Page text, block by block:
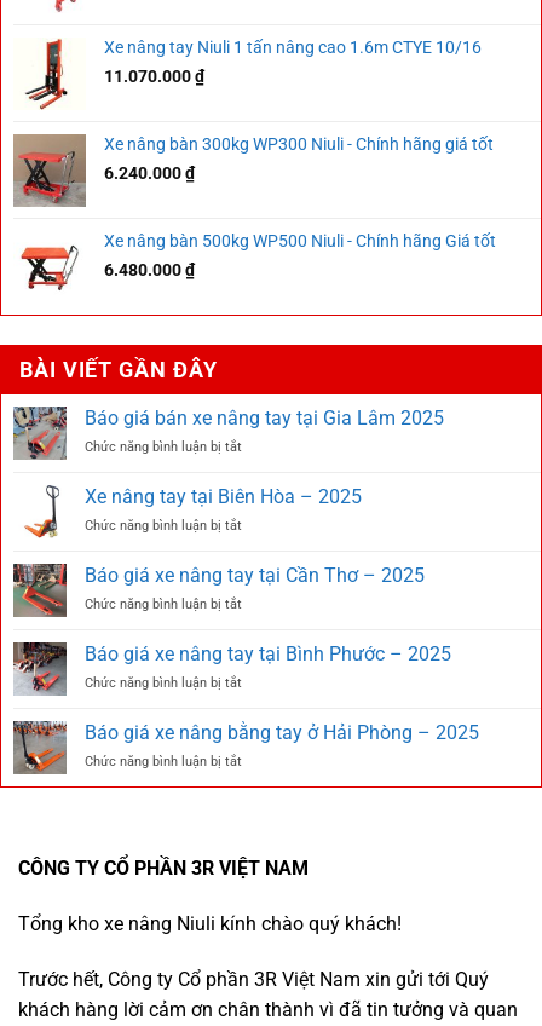
CÔNG TY CỔ PHẦN 3R VIỆT NAM
Tổng kho xe nâng Niuli kính chào quý khách!
Trước hết, Công ty Cổ phần 3R Việt Nam xin gửi tới Quý
khách hàng lời cảm ơn chân thành vì đã tin tưởng và quan
Xe nâng tay Niuli 1 tấn nâng cao 1.6m CTYE 10/16
11.070.000₫
Xe nâng bàn 300kg WP300 Niuli - Chính hãng giá tốt
6.240.000₫
Xe nâng bàn 500kg WP500 Niuli - Chính hãng Giá tốt
6.480.000₫
BÀI VIẾT GẦN ĐÂY
Báo giá bán xe nâng tay tại Gia Lâm 2025
Chức năng bình luận bị tắtở
giá
bán
xe
tay
tại
Gia
2025
Xe nâng tay tại Biên Hòa – 2025
Chức năng bình luận bị tắtở
nâng
tay
tại
Hòa
–
2025
Báo giá xe nâng tay tại Cần Thơ – 2025
Chức năng bình luận bị tắtở
xe
nâng
tại
Cần
Thơ
–
Báo giá xe nâng tay tại Bình Phước – 2025
Chức năng bình luận bị tắtở
giá
xe
nâng
tay
–
Báo giá xe nâng bằng tay ở Hải Phòng – 2025
Chức năng bình luận bị tắtở
bằng
tay
Hải
2025